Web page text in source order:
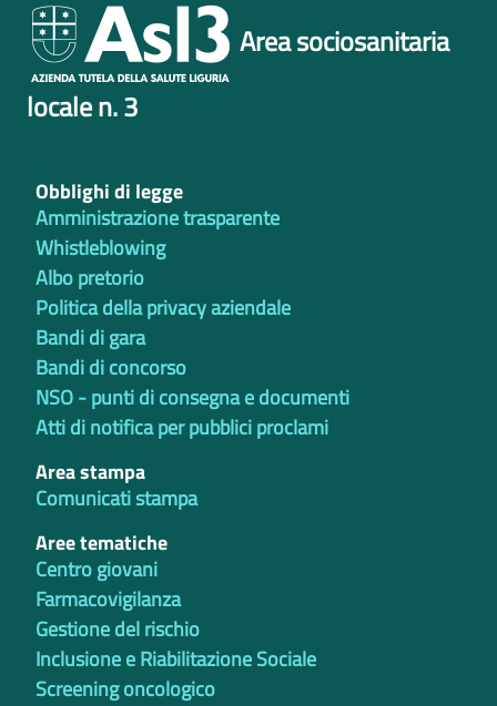
Area sociosanitaria
locale n. 3
Obblighi di legge
Amministrazione trasparente
Whistleblowing
Albo pretorio
Politica della privacy aziendale
Bandi di gara
Bandi di concorso
NSO - punti di consegna e documenti
Atti di notifica per pubblici proclami
Area stampa
Comunicati stampa
Aree tematiche
Centro giovani
Farmacovigilanza
Gestione del rischio
Inclusione e Riabilitazione Sociale
Screening oncologico